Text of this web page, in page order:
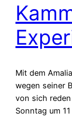
Mit dem
wegen seiner
von sich
Sonntag um